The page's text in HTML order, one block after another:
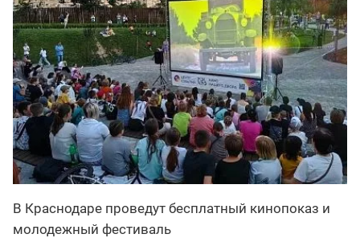
В Краснодаре проведут бесплатный кинопоказ и
молодежный фестиваль